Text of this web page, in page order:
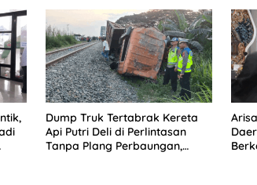
Dump Truk Tertabrak Kereta
Api Putri Deli di Perlintasan
Tanpa Plang Perbaungan,